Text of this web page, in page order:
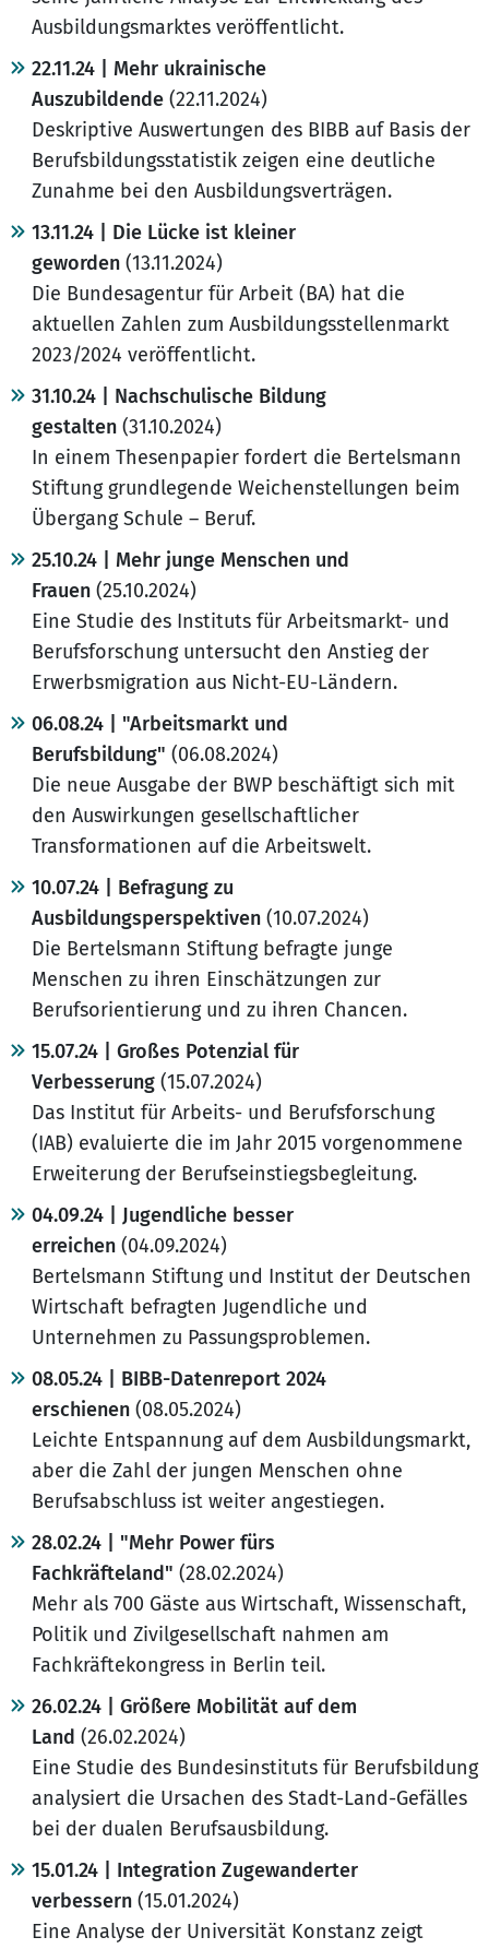
Ausbildungsmarktes veröffentlicht.
22.11.24 | Mehr ukrainische
Auszubildende (22.11.2024)
Deskriptive Auswertungen des BIBB auf Basis der
Berufsbildungsstatistik zeigen eine deutliche
Zunahme bei den Ausbildungsverträgen.
13.11.24 | Die Lücke ist kleiner
geworden (13.11.2024)
Die Bundesagentur für Arbeit (BA) hat die
aktuellen Zahlen zum Ausbildungsstellenmarkt
2023/2024 veröffentlicht.
31.10.24 | Nachschulische Bildung
gestalten (31.10.2024)
In einem Thesenpapier fordert die Bertelsmann
Stiftung grundlegende Weichenstellungen beim
Übergang Schule – Beruf.
25.10.24 | Mehr junge Menschen und
Frauen (25.10.2024)
Eine Studie des Instituts für Arbeitsmarkt- und
Berufsforschung untersucht den Anstieg der
Erwerbsmigration aus Nicht-EU-Ländern.
06.08.24 | "Arbeitsmarkt und
Berufsbildung" (06.08.2024)
Die neue Ausgabe der BWP beschäftigt sich mit
den Auswirkungen gesellschaftlicher
Transformationen auf die Arbeitswelt.
10.07.24 | Befragung zu
Ausbildungsperspektiven (10.07.2024)
Die Bertelsmann Stiftung befragte junge
Menschen zu ihren Einschätzungen zur
Berufsorientierung und zu ihren Chancen.
15.07.24 | Großes Potenzial für
Verbesserung (15.07.2024)
Das Institut für Arbeits- und Berufsforschung
(IAB) evaluierte die im Jahr 2015 vorgenommene
Erweiterung der Berufseinstiegsbegleitung.
04.09.24 | Jugendliche besser
erreichen (04.09.2024)
Bertelsmann Stiftung und Institut der Deutschen
Wirtschaft befragten Jugendliche und
Unternehmen zu Passungsproblemen.
08.05.24 | BIBB-Datenreport 2024
erschienen (08.05.2024)
Leichte Entspannung auf dem Ausbildungsmarkt,
aber die Zahl der jungen Menschen ohne
Berufsabschluss ist weiter angestiegen.
28.02.24 | "Mehr Power fürs
Fachkräfteland" (28.02.2024)
Mehr als 700 Gäste aus Wirtschaft, Wissenschaft,
Politik und Zivilgesellschaft nahmen am
Fachkräftekongress in Berlin teil.
26.02.24 | Größere Mobilität auf dem
Land (26.02.2024)
Eine Studie des Bundesinstituts für Berufsbildung
analysiert die Ursachen des Stadt-Land-Gefälles
bei der dualen Berufsausbildung.
15.01.24 | Integration Zugewanderter
verbessern (15.01.2024)
Eine Analyse der Universität Konstanz zeigt